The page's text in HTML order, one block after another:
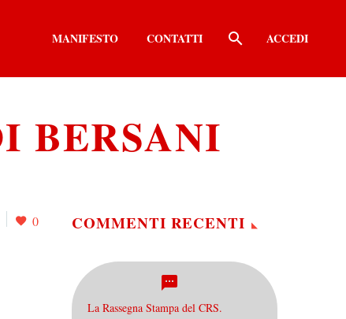
MANIFESTO CONTATTI ACCEDI
BERSANI
0 COMMENTI RECENTI
La Rassegna Stampa del CRS.